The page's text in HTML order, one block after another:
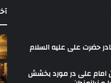
حضرت علی علیه السلام
امام علی در مورد بخشش